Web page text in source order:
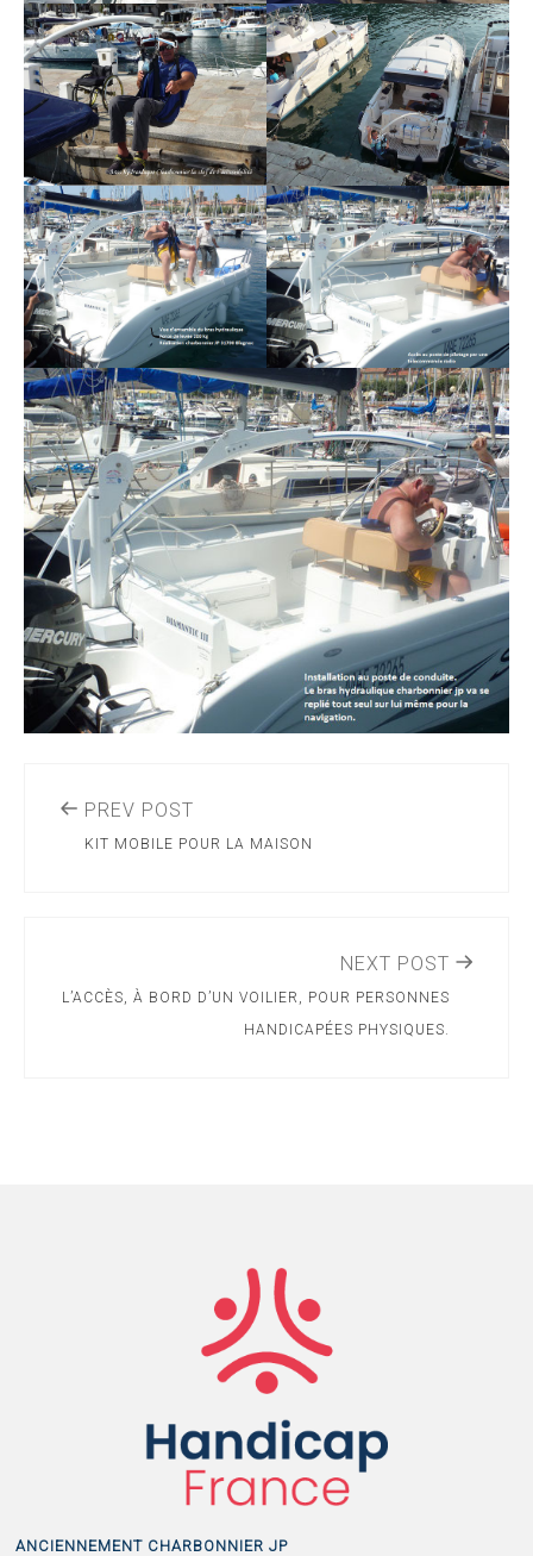
PREV POST
KIT MOBILE POUR LA MAISON
NEXT POST
L’ACCÈS, À BORD D’UN VOILIER, POUR PERSONNES
HANDICAPÉES PHYSIQUES.
ANCIENNEMENT CHARBONNIER JP